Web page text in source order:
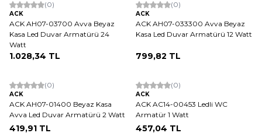
(0)
ACK
ACK AH07-03700 Avva Beyaz
Kasa Led Duvar Armatürü 24
Watt
1.028,34 TL
(0)
ACK
ACK AH07-033300 Avva Beyaz
Kasa Led Duvar Armatürü 12 Watt
799,82 TL
(0)
ACK
ACK AH07-01400 Beyaz Kasa
Avva Led Duvar Armatürü 2 Watt
419,91 TL
(0)
ACK
ACK AC14-00453 Ledli WC
Armatür 1 Watt
457,04 TL